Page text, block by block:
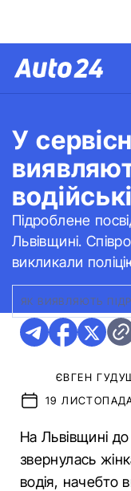
У
Підроблене
Львівщині.
викликали
ЯК ВИЯВЛЯЮТЬ
ЄВГЕН
19
На Львівщині
звернулась
водія, начебто